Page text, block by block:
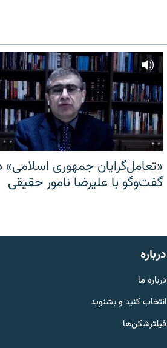
«تعامل‌گرایان جمهوری اسلامی»
گفت‌وگو با علیرضا نامور حقیقی
درباره
درباره ما
انتخاب کنید و بشنوید
فیلترشکن‌ها